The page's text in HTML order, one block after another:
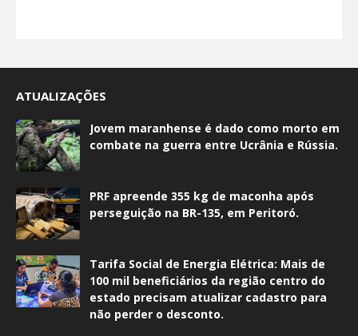
ATUALIZAÇÕES
Jovem maranhense é dado como morto em
combate na guerra entre Ucrânia e Rússia.
PRF apreende 355 kg de maconha após
perseguição na BR-135, em Peritoró.
Tarifa Social de Energia Elétrica: Mais de
100 mil beneficiários da região centro do
estado precisam atualizar cadastro para
não perder o desconto.